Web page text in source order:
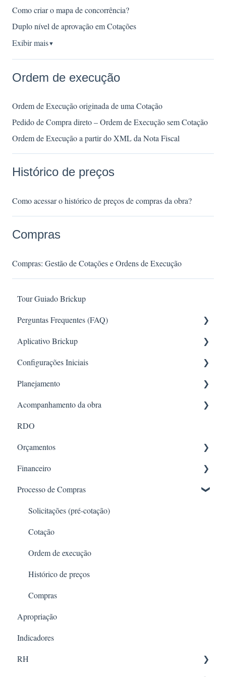
Como criar o mapa de concorrência?
Duplo nível de aprovação em Cotações
Exibir mais▼
Ordem de execução
Ordem de Execução originada de uma Cotação
Pedido de Compra direto – Ordem de Execução sem Cotação
Ordem de Execução a partir do XML da Nota Fiscal
Histórico de preços
Como acessar o histórico de preços de compras da obra?
Compras
Compras: Gestão de Cotações e Ordens de Execução
Tour Guiado Brickup
Perguntas Frequentes (FAQ)
Requisições
RH
Configuração de Permissões
RDO
Orçamento e Planejamento
Financeiro
Aplicativo Brickup
App online
Configurações Iniciais
Configurações e Controle Administrativo
Acesso e Navegação
Gestão e Configuração de Obras
Planejamento
Formatos de criação e estruturação
Gestão e acompanhamento do planejamento
Acompanhamento da obra
Diárias da obra
Avanço da obra
Entrega de EPI
Relatórios
Gerenciamento de contratos
RDO
Orçamentos
Criação e Configuração de Orçamento
Aprovação e Gestão da Obra
Análise e Exportação
Gestão de Compromissos e Tarefas
Financeiro
Criar Lançamento
Open Finance - Conciliação Bancária Automatizada
Controle financeiro
Notas Fiscais
Relatórios financeiros
Processo de Compras
Solicitações (pré-cotação)
Cotação
Ordem de execução
Histórico de preços
Compras
Apropriação
Indicadores
RH